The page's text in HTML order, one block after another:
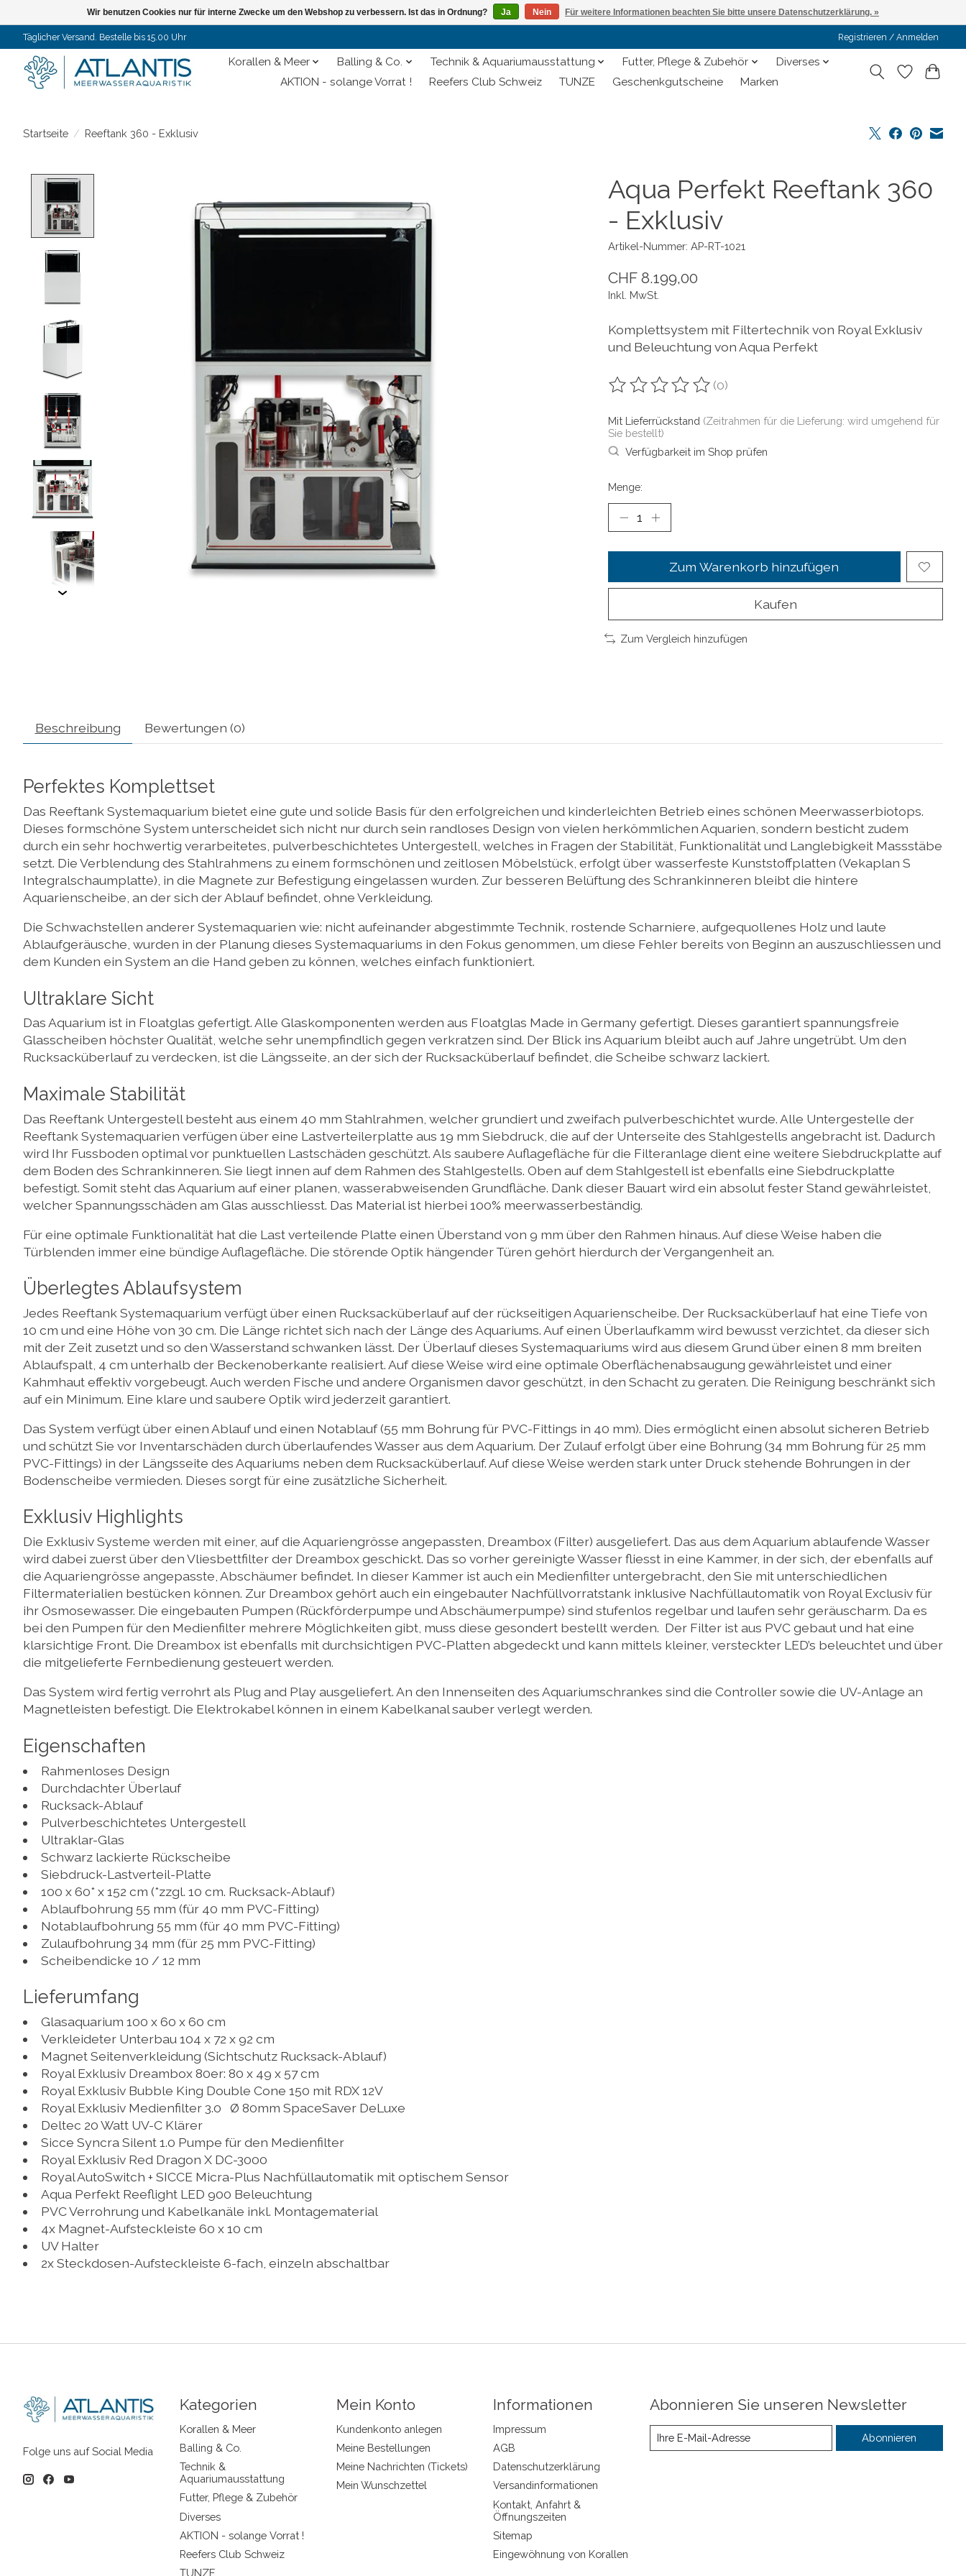
Täglicher Versand. Bestelle bis 15.00 Uhr Registrieren / Anmelden
Korallen & Meer Balling & Co. Technik & Aquariumausstattung Futter, Pflege & Zubehör
Diverses
AKTION - solange Vorrat !
Reefers Club Schweiz TUNZE Geschenkgutscheine Marken
Startseite / Reeftank 360 - Exklusiv
Aqua Perfekt Reeftank 360
- Exklusiv
Artikel-Nummer: AP-RT-1021
CHF 8.199,00
Inkl. MwSt.
Komplettsystem mit Filtertechnik von Royal Exklusiv
und Beleuchtung von Aqua Perfekt
Die Bewertung dieses Produkts ist
(0)
Mit Lieferrückstand (Zeitrahmen für die Lieferung: wird umgehend für
Sie bestellt)
Verfügbarkeit im Shop prüfen
Menge:
Zum Warenkorb hinzufügen
Kaufen
Zum Vergleich hinzufügen
Beschreibung Bewertungen (0)
Perfektes Komplettset
Das Reeftank Systemaquarium bietet eine gute und solide Basis für den erfolgreichen und kinderleichten Betrieb eines schönen Meerwasserbiotops.
Dieses formschöne System unterscheidet sich nicht nur durch sein randloses Design von vielen herkömmlichen Aquarien, sondern besticht zudem
durch ein sehr hochwertig verarbeitetes, pulverbeschichtetes Untergestell, welches in Fragen der Stabilität, Funktionalität und Langlebigkeit Massstäbe
setzt. Die Verblendung des Stahlrahmens zu einem formschönen und zeitlosen Möbelstück, erfolgt über wasserfeste Kunststoffplatten (Vekaplan S
Integralschaumplatte), in die Magnete zur Befestigung eingelassen wurden. Zur besseren Belüftung des Schrankinneren bleibt die hintere
Aquarienscheibe, an der sich der Ablauf befindet, ohne Verkleidung.
Die Schwachstellen anderer Systemaquarien wie: nicht aufeinander abgestimmte Technik, rostende Scharniere, aufgequollenes Holz und laute
Ablaufgeräusche, wurden in der Planung dieses Systemaquariums in den Fokus genommen, um diese Fehler bereits von Beginn an auszuschliessen und
dem Kunden ein System an die Hand geben zu können, welches einfach funktioniert.
Ultraklare Sicht
Das Aquarium ist in Floatglas gefertigt. Alle Glaskomponenten werden aus Floatglas Made in Germany gefertigt. Dieses garantiert spannungsfreie
Glasscheiben höchster Qualität, welche sehr unempfindlich gegen verkratzen sind. Der Blick ins Aquarium bleibt auch auf Jahre ungetrübt. Um den
Rucksacküberlauf zu verdecken, ist die Längsseite, an der sich der Rucksacküberlauf befindet, die Scheibe schwarz lackiert.
Maximale Stabilität
Das Reeftank Untergestell besteht aus einem 40 mm Stahlrahmen, welcher grundiert und zweifach pulverbeschichtet wurde. Alle Untergestelle der
Reeftank Systemaquarien verfügen über eine Lastverteilerplatte aus 19 mm Siebdruck, die auf der Unterseite des Stahlgestells angebracht ist. Dadurch
wird Ihr Fussboden optimal vor punktuellen Lastschäden geschützt. Als saubere Auflagefläche für die Filteranlage dient eine weitere Siebdruckplatte auf
dem Boden des Schrankinneren. Sie liegt innen auf dem Rahmen des Stahlgestells. Oben auf dem Stahlgestell ist ebenfalls eine Siebdruckplatte
befestigt. Somit steht das Aquarium auf einer planen, wasserabweisenden Grundfläche. Dank dieser Bauart wird ein absolut fester Stand gewährleistet,
welcher Spannungsschäden am Glas ausschliesst. Das Material ist hierbei 100% meerwasserbeständig.
Für eine optimale Funktionalität hat die Last verteilende Platte einen Überstand von 9 mm über den Rahmen hinaus. Auf diese Weise haben die
Türblenden immer eine bündige Auflagefläche. Die störende Optik hängender Türen gehört hierdurch der Vergangenheit an.
Überlegtes Ablaufsystem
Jedes Reeftank Systemaquarium verfügt über einen Rucksacküberlauf auf der rückseitigen Aquarienscheibe. Der Rucksacküberlauf hat eine Tiefe von
10 cm und eine Höhe von 30 cm. Die Länge richtet sich nach der Länge des Aquariums. Auf einen Überlaufkamm wird bewusst verzichtet, da dieser sich
mit der Zeit zusetzt und so den Wasserstand schwanken lässt. Der Überlauf dieses Systemaquariums wird aus diesem Grund über einen 8 mm breiten
Ablaufspalt, 4 cm unterhalb der Beckenoberkante realisiert. Auf diese Weise wird eine optimale Oberflächenabsaugung gewährleistet und einer
Kahmhaut effektiv vorgebeugt. Auch werden Fische und andere Organismen davor geschützt, in den Schacht zu geraten. Die Reinigung beschränkt sich
auf ein Minimum. Eine klare und saubere Optik wird jederzeit garantiert.
Das System verfügt über einen Ablauf und einen Notablauf (55 mm Bohrung für PVC-Fittings in 40 mm). Dies ermöglicht einen absolut sicheren Betrieb
und schützt Sie vor Inventarschäden durch überlaufendes Wasser aus dem Aquarium. Der Zulauf erfolgt über eine Bohrung (34 mm Bohrung für 25 mm
PVC-Fittings) in der Längsseite des Aquariums neben dem Rucksacküberlauf. Auf diese Weise werden stark unter Druck stehende Bohrungen in der
Bodenscheibe vermieden. Dieses sorgt für eine zusätzliche Sicherheit.
Exklusiv Highlights
Die Exklusiv Systeme werden mit einer, auf die Aquariengrösse angepassten, Dreambox (Filter) ausgeliefert. Das aus dem Aquarium ablaufende Wasser
wird dabei zuerst über den Vliesbettfilter der Dreambox geschickt. Das so vorher gereinigte Wasser fliesst in eine Kammer, in der sich, der ebenfalls auf
die Aquariengrösse angepasste, Abschäumer befindet. In dieser Kammer ist auch ein Medienfilter untergebracht, den Sie mit unterschiedlichen
Filtermaterialien bestücken können. Zur Dreambox gehört auch ein eingebauter Nachfüllvorratstank inklusive Nachfüllautomatik von Royal Exclusiv für
ihr Osmosewasser. Die eingebauten Pumpen (Rückförderpumpe und Abschäumerpumpe) sind stufenlos regelbar und laufen sehr geräuscharm. Da es
bei den Pumpen für den Medienfilter mehrere Möglichkeiten gibt, muss diese gesondert bestellt werden. Der Filter ist aus PVC gebaut und hat eine
klarsichtige Front. Die Dreambox ist ebenfalls mit durchsichtigen PVC-Platten abgedeckt und kann mittels kleiner, versteckter LED’s beleuchtet und über
die mitgelieferte Fernbedienung gesteuert werden.
Das System wird fertig verrohrt als Plug and Play ausgeliefert. An den Innenseiten des Aquariumschrankes sind die Controller sowie die UV-Anlage an
Magnetleisten befestigt. Die Elektrokabel können in einem Kabelkanal sauber verlegt werden.
Eigenschaften
Rahmenloses Design
Durchdachter Überlauf
Rucksack-Ablauf
Pulverbeschichtetes Untergestell
Ultraklar-Glas
Schwarz lackierte Rückscheibe
Siebdruck-Lastverteil-Platte
100 x 60* x 152 cm (*zzgl. 10 cm. Rucksack-Ablauf)
Ablaufbohrung 55 mm (für 40 mm PVC-Fitting)
Notablaufbohrung 55 mm (für 40 mm PVC-Fitting)
Zulaufbohrung 34 mm (für 25 mm PVC-Fitting)
Scheibendicke 10 / 12 mm
Lieferumfang
Glasaquarium 100 x 60 x 60 cm
Verkleideter Unterbau 104 x 72 x 92 cm
Magnet Seitenverkleidung (Sichtschutz Rucksack-Ablauf)
Royal Exklusiv Dreambox 80er: 80 x 49 x 57 cm
Royal Exklusiv Bubble King Double Cone 150 mit RDX 12V
Royal Exklusiv Medienfilter 3.0 Ø 80mm SpaceSaver DeLuxe
Deltec 20 Watt UV-C Klärer
Sicce Syncra Silent 1.0 Pumpe für den Medienfilter
Royal Exklusiv Red Dragon X DC-3000
Royal AutoSwitch + SICCE Micra-Plus Nachfüllautomatik mit optischem Sensor
Aqua Perfekt Reeflight LED 900 Beleuchtung
PVC Verrohrung und Kabelkanäle inkl. Montagematerial
4x Magnet-Aufsteckleiste 60 x 10 cm
UV Halter
2x Steckdosen-Aufsteckleiste 6-fach, einzeln abschaltbar
Folge uns auf Social Media
Kategorien
Korallen & Meer
Balling & Co.
Technik &
Aquariumausstattung
Futter, Pflege & Zubehör
Diverses
AKTION - solange Vorrat !
Reefers Club Schweiz
TUNZE
Mein Konto
Kundenkonto anlegen
Meine Bestellungen
Meine Nachrichten (Tickets)
Mein Wunschzettel
Informationen
Impressum
AGB
Datenschutzerklärung
Versandinformationen
Kontakt, Anfahrt &
Öffnungszeiten
Sitemap
Eingewöhnung von Korallen
Abonnieren Sie unseren Newsletter
Abonnieren
Wir benutzen Cookies nur für interne Zwecke um den Webshop zu verbessern. Ist das in Ordnung? Ja Nein Für weitere Informationen beachten Sie bitte unsere Datenschutzerklärung. »